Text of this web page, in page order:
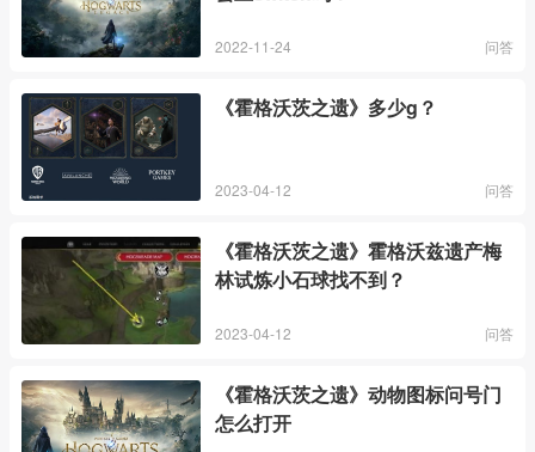
2022-11-24 问答
《霍格沃茨之遗》多少g？
2023-04-12 问答
《霍格沃茨之遗》霍格沃兹遗产梅
林试炼小石球找不到？
2023-04-12 问答
《霍格沃茨之遗》动物图标问号门
怎么打开